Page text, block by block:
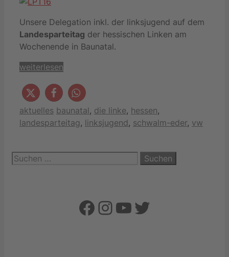
Unsere Delegation inkl. der linksjugend auf dem
Landesparteitag der hessischen Linken am
Wochenende in Baunatal.
weiterlesen
Kategorien
aktuelles Schlagwörter
baunatal, die linke, hessen,
landesparteitag, linksjugend, schwalm-eder, vw
Suchen
nach:
Facebook
Instagram
YouTube
Twitter